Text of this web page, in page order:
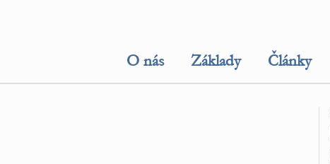
O nás Základy Články